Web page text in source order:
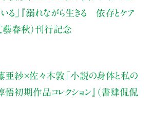
」
『溺れながら生きる 依存とケア
藝春秋）刊行記念
亜紗×佐々木敦 「小説の身体と私の
悟初期作品コレクション』（書肆侃侃